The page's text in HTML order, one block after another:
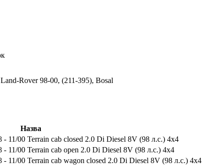
Rover 98-00, (211-395), Bosal
Назва
11/00 Terrain cab closed 2.0 Di Diesel 8V (98 л.с.) 4х4
11/00 Terrain cab open 2.0 Di Diesel 8V (98 л.с.) 4х4
11/00 Terrain cab wagon closed 2.0 Di Diesel 8V (98 л.с.) 4х4